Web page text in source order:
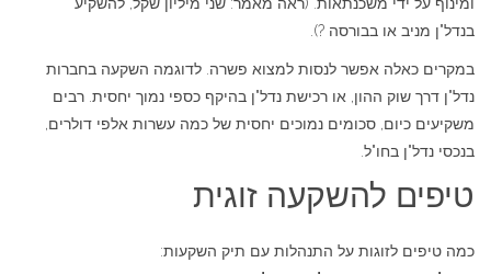
בנדל"ן מניב או בבורסה ?).
במקרים כאלה אפשר לנסות למצוא פשרה. לדוגמה השקעה בחברות
נדל"ן דרך שוק ההון, או רכישת נדל"ן בהיקף כספי נמוך יחסית. רבים
משקיעים כיום, סכומים נמוכים יחסית של כמה עשרות אלפי דולרים,
בנכסי נדל"ן בחו"ל.
טיפים להשקעה זוגית
כמה טיפים לזוגות על התנהלות עם תיק השקעות: